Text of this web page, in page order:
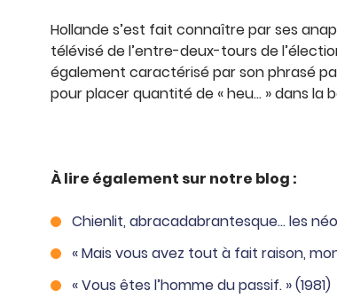
Hollande s’est fait connaître par ses
télévisé de l’entre-deux-tours de
également caractérisé par son phrasé
pour placer quantité de « heu… » dans la
À lire également sur notre blog :
Chienlit, abracadabrantesque… les
« Mais vous avez tout à fait raison,
« Vous êtes l’homme du passif. » (1981)